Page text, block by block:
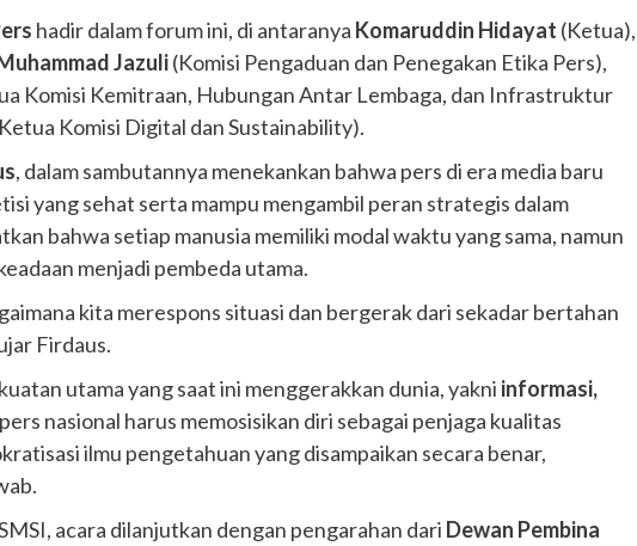
hadir dalam forum ini, di antaranya Komaruddin Hidayat (Ketua),
Jazuli(Komisi Pengaduan dan Penegakan Etika Pers),
Komisi Kemitraan, Hubungan Antar Lembaga, dan Infrastruktur
Komisi Digital dan Sustainability).
, dalam sambutannya menekankan bahwa pers di era media baru
yang sehat serta mampu mengambil peran strategis dalam
bahwa setiap manusia memiliki modal waktu yang sama, namun
menjadi pembeda utama.
kita merespons situasi dan bergerak dari sekadar bertahan
Firdaus.
utama yang saat ini menggerakkan dunia, yakni informasi,
nasional harus memosisikan diri sebagai penjaga kualitas
ilmu pengetahuan yang disampaikan secara benar,
acara dilanjutkan dengan pengarahan dari Dewan Pembina